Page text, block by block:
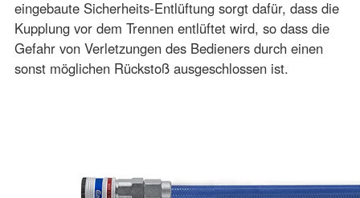
eingebaute Sicherheits-Entlüftung sorgt dafür, dass die
Kupplung vor dem Trennen entlüftet wird, so dass die
Gefahr von Verletzungen des Bedieners durch einen
sonst möglichen Rückstoß ausgeschlossen ist.